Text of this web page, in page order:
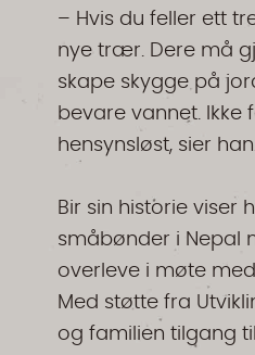
– Hvis du feller ett
nye trær. Dere må
skape skygge på
bevare vannet. Ikke
hensynsløst, sier
Bir sin historie viser
småbønder i Nepal
overleve i møte
Med støtte fra
og familien tilgang